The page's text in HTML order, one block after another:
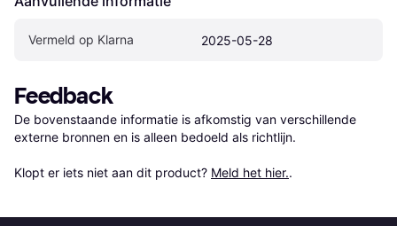
Vermeld op Klarna 2025-05-28
Feedback
De bovenstaande informatie is afkomstig van verschillende
externe bronnen en is alleen bedoeld als richtlijn.
Klopt er iets niet aan dit product? Meld het hier..